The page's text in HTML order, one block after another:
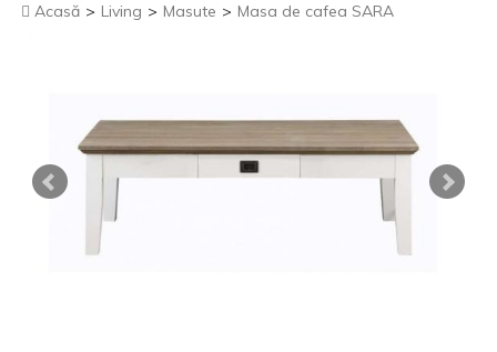
Acasă > Living > Masute > Masa de cafea SARA